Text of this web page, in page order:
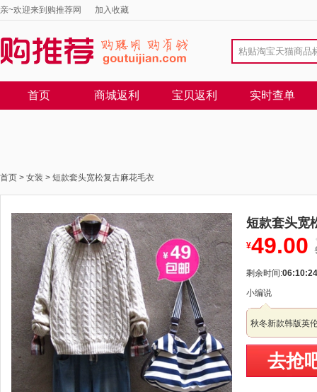
亲~欢迎来到购推荐网 加入收藏
首页 商城返利 宝贝返利 实时查单
首页 > 女装 > 短款套头宽松复古麻花毛衣
短款套头宽
¥49.00
剩余时间:06:10:24
小编说
秋冬新款韩版英
去抢